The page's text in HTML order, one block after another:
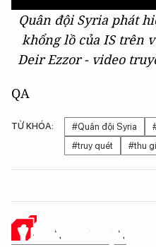
Quân đội Syria phát
khổng lồ của IS trên
Deir Ezzor - video
QA
TỪ KHÓA: #Quân đội Syria
#truy quét
#thu
Ý KIẾN CỦA BẠN